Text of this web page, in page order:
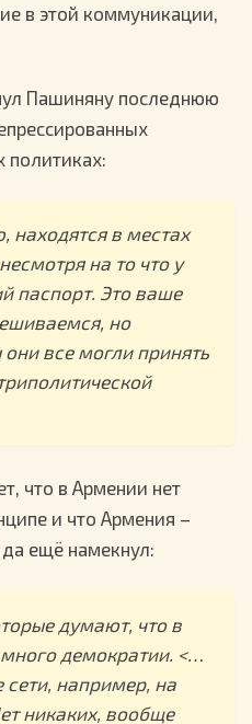
в этой коммуникации,
Пашиняну последнюю
политиках:
находятся в местах
на то что у
паспорт. Это ваше
но
все могли принять
что в Армении нет
и что Армения –
да ещё намекнул:
думают, что в
демократии. <…
сети, например, на
никаких, вообще